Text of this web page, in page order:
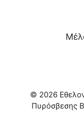
© 2026
Πυρόσβεσης